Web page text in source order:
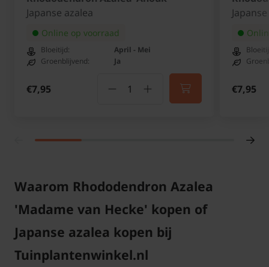
Ø 50/60 cm Ø 40 cm
U kunt de gewenste maatvoering selecteren en
vervolgens het aantal bepalen. Dit aantal kunt u
eventueel nog wijzigen in uw winkelmand.
De pot kan ooit in vorm afwijken, bijvoorbeeld wat
Japanse azalea
Online op voorraad
Bloeitijd:
April - Mei
Groenblijvend:
Ja
€7,95 €7,95
Waarom Rhododendron Azalea
'Madame van Hecke' kopen of
Japanse azalea kopen bij
Tuinplantenwinkel.nl